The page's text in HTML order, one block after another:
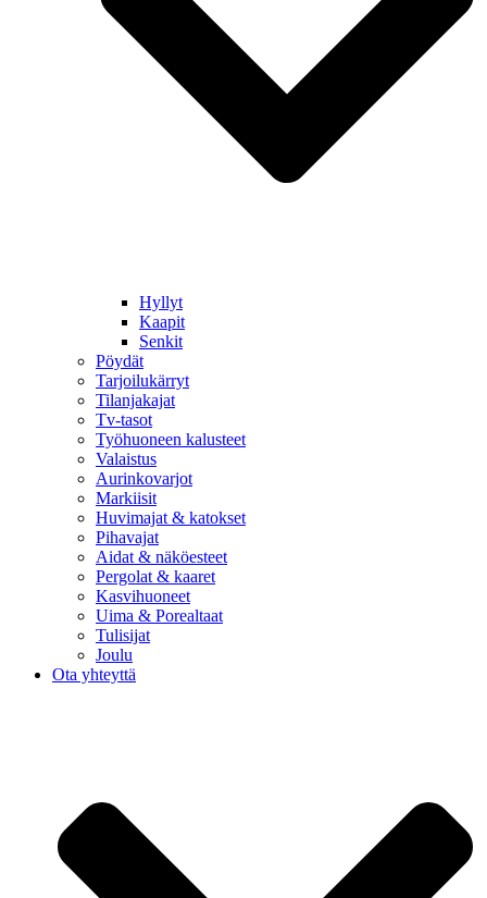
Hyllyt
Kaapit
Senkit
Pöydät
Tarjoilukärryt
Tilanjakajat
Tv-tasot
Työhuoneen kalusteet
Valaistus
Aurinkovarjot
Markiisit
Huvimajat & katokset
Pihavajat
Aidat & näköesteet
Pergolat & kaaret
Kasvihuoneet
Uima & Porealtaat
Tulisijat
Joulu
Ota yhteyttä